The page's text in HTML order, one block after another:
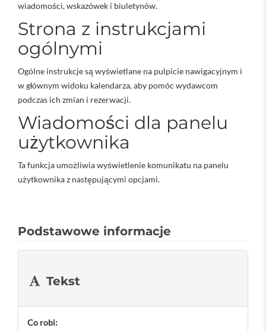
wiadomości, wskazówek i biuletynów.
Strona z instrukcjami
ogólnymi
Ogólne instrukcje są wyświetlane na pulpicie nawigacyjnym i
w głównym widoku kalendarza, aby pomóc wydawcom
podczas ich zmian i rezerwacji.
Wiadomości dla panelu
użytkownika
Ta funkcja umożliwia wyświetlenie komunikatu na panelu
użytkownika z następującymi opcjami.
Podstawowe informacje
Tekst
Co robi: